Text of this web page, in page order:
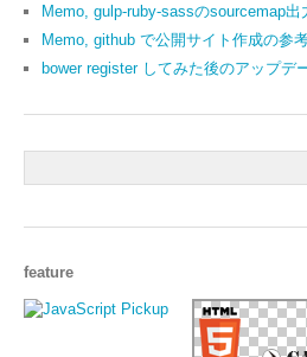
Memo, gulp-ruby-sassのsourcemap出
Memo, github で公開サイト作成の参
bower register してみた後のアップデ
feature